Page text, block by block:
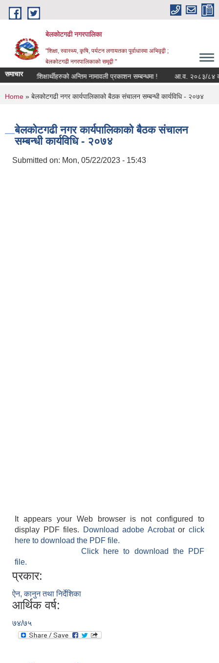
Skip to main content
बेलकोटगढी नगरपालिका
"शिक्षा, स्वास्थ्य, कृषि, पर्यटन लगायतका पूर्वाधारमा अभिवृद्वी ;
बेलकोटगढी नगरपालिकाको समृद्वी "
समाचारप्रशिक्षार्थीहरुको अन्तिम नामावली प्रकाशन सम्बन्धमा ! आ.व. २०८३/८४ को
You are here
Home » बेलकोटगढी नगर कार्यपालिकाको बैठक संचालन सम्बन्धी कार्यविधि - २०७४
बेलकोटगढी नगर कार्यपालिकाको बैठक संचालन
सम्बन्धी कार्यविधि - २०७४
Submitted on: Mon, 05/22/2023 - 15:43
It appears your Web browser is not configured to
display PDF files.
Download adobe Acrobatorclick
here to download the PDF file.
Click here to download the PDF
file.
प्रकार:
ऐन, कानुन तथा निर्देशिका
आर्थिक वर्ष:
७४/७५